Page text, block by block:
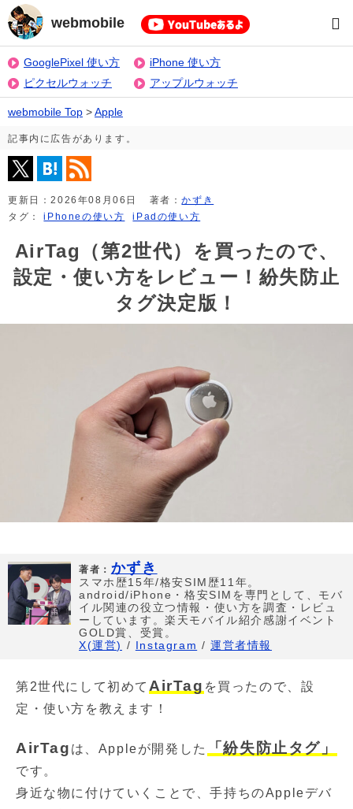
webmobile
GooglePixel 使い方
iPhone 使い方
ピクセルウォッチ
アップルウォッチ
webmobile Top >Apple
記事内に広告があります。
更新日：2026年08月06日 著者：かずき
タグ：iPhoneの使い方 iPadの使い方
AirTag（第2世代）を買ったので、
設定・使い方をレビュー！紛失防止
タグ決定版！
著者： かずき
スマホ歴15年/格安SIM歴11年。
android/iPhone・格安SIMを専門として、モバ
イル関連の役立つ情報・使い方を調査・レビュ
ーしています。楽天モバイル紹介感謝イベント
GOLD賞、受賞。
X(運営) / Instagram /運営者情報
第2世代にして初めて AirTag を買ったので、設
定・使い方を教えます！
AirTag は、Appleが開発した 「紛失防止タグ」
です。
身近な物に付けていくことで、手持ちのAppleデバ